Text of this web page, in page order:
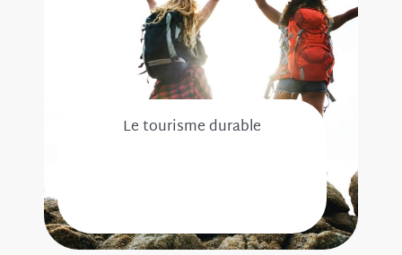
Le tourisme durable